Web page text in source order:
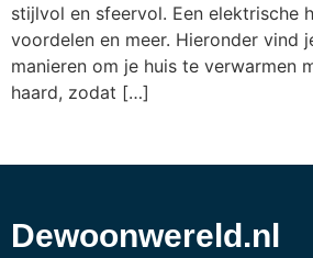
stijlvol en sfeervol. Een elektrische
voordelen en meer. Hieronder vind
manieren om je huis te verwarmen
haard, zodat […]
Dewoonwereld.nl